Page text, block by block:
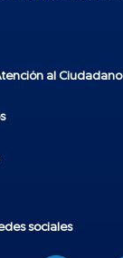
al Ciudadano
sociales